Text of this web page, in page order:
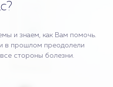
и знаем, как Вам помочь.
в прошлом преодолели
стороны болезни.